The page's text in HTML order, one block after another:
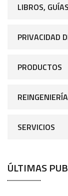
LIBROS,
PRIVACIDAD
PRODUCTOS
SERVICIOS
ÚLTIMAS